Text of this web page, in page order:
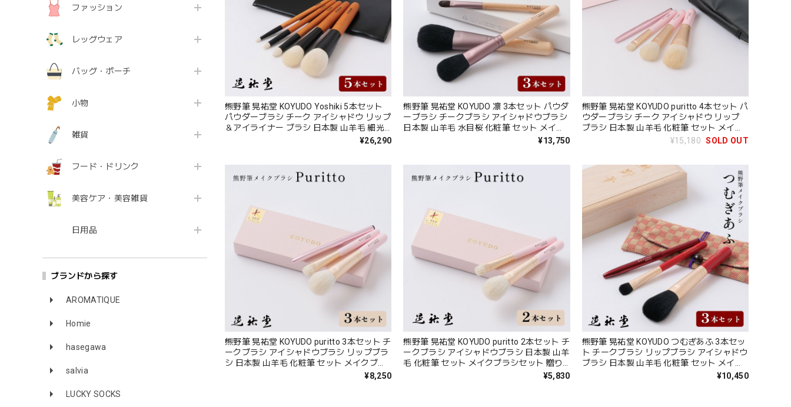
ファッション
レッグウェア
バッグ・ポーチ
小物
雑貨
フード・ドリンク
美容ケア・美容雑貨
日用品
ブランドから探す
AROMATIQUE
Homie
hasegawa
salvia
LUCKY SOCKS
熊野筆 晃祐堂 KOYUDO Yoshiki 5本セット
パウダーブラシ チーク アイシャドウ リップ
＆アイライナー ブラシ 日本製 山羊毛 細光
峰 化粧筆 メイクブラシセット ポーチ付き
¥26,290
熊野筆 晃祐堂 KOYUDO 凛 3本セット パウダ
ーブラシ チークブラシ アイシャドウブラシ
日本製 山羊毛 水目桜 化粧筆 セット メイク
ブラシセット 贈り物 お祝い おしゃれ 高級
¥13,750
熊野筆 晃祐堂 KOYUDO puritto 4本セット パ
ウダーブラシ チーク アイシャドウ リップ
ブラシ 日本製 山羊毛 化粧筆 セット メイク
ブラシセット ポーチ付き 贈り物 お祝い お
¥15,180 SOLD OUT
熊野筆 晃祐堂 KOYUDO puritto 3本セット チ
ークブラシ アイシャドウブラシ リップブラ
シ 日本製 山羊毛 化粧筆 セット メイクブラ
シセット 贈り物 お祝い おしゃれ 高級 結婚
¥8,250
熊野筆 晃祐堂 KOYUDO puritto 2本セット チ
ークブラシ アイシャドウブラシ 日本製 山羊
毛 化粧筆 セット メイクブラシセット 贈り
物 お祝い おしゃれ 高級 おすすめ 結婚祝い
¥5,830
熊野筆 晃祐堂 KOYUDO つむぎあふ 3本セッ
ト チークブラシ リップブラシ アイシャドウ
ブラシ 日本製 山羊毛 化粧筆 セット メイク
ブラシセット 畳縁ポーチ 桐箱 贈り物 お祝
¥10,450